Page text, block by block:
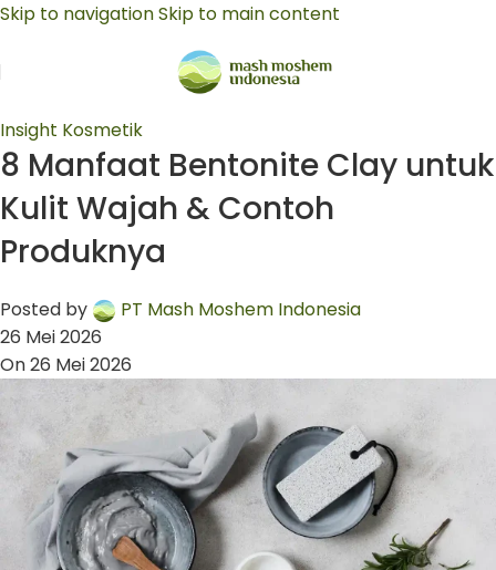
Skip to navigationSkip to main content
Insight Kosmetik
8 Manfaat Bentonite Clay untuk
Kulit Wajah & Contoh
Produknya
Posted by
PT Mash Moshem Indonesia
26 Mei 2026
On 26 Mei 2026